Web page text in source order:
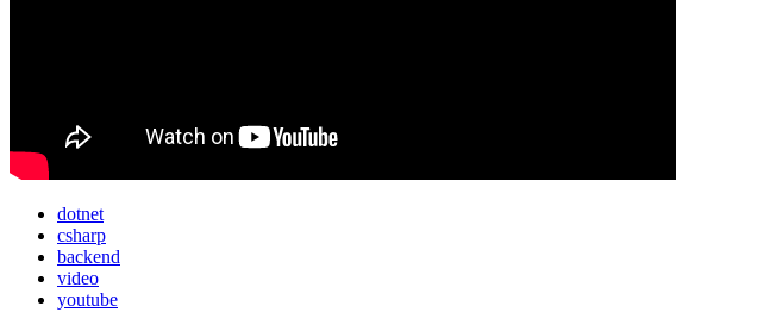
dotnet
csharp
backend
video
youtube